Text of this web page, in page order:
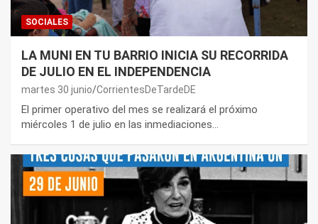
SOCIALES
LA MUNI EN TU BARRIO INICIA SU RECORRIDA
DE JULIO EN EL INDEPENDENCIA
martes 30 junio CorrientesDeTardeDE
El primer operativo del mes se realizará el próximo
miércoles 1 de julio en las inmediaciones…